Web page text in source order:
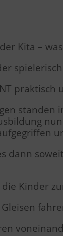
Kita –
standen
dann
Kinder